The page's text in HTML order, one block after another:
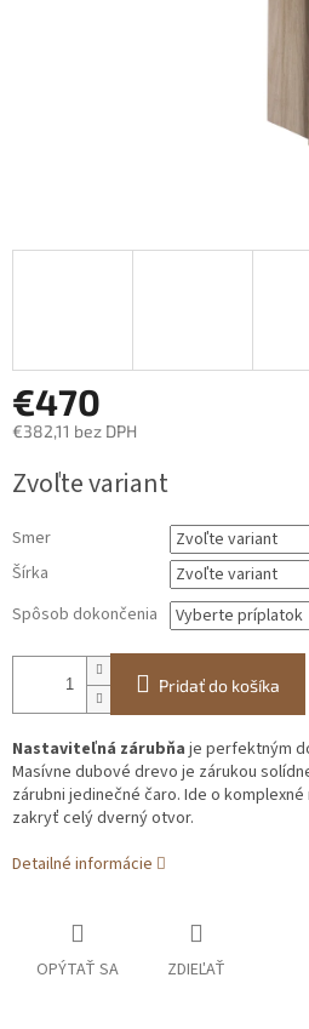
€470
€382,11 bez DPH
cena:
Zvoľte variant
Smer
Šírka
Spôsob dokončenia
Pridať do košíka
Nastaviteľná zárubňa je perfektným
Masívne dubové drevo je zárukou
zárubni jedinečné čaro. Ide o
zakryť celý dverný otvor.
Detailné informácie
OPÝTAŤ SA ZDIEĽAŤ